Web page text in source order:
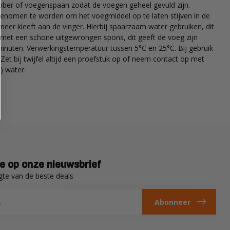
of voegenspaan zodat de voegen geheel gevuld zijn.
te worden om het voegmiddel op te laten stijven in de
kleeft aan de vinger. Hierbij spaarzaam water gebruiken, dit
een schone uitgewrongen spons, dit geeft de voeg zijn
Verwerkingstemperatuur tussen 5°C en 25°C. Bij gebruik
bij twijfel altijd een proefstuk op of neem contact op met
water.
op onze nieuwsbrief
van de beste deals
Abonneer